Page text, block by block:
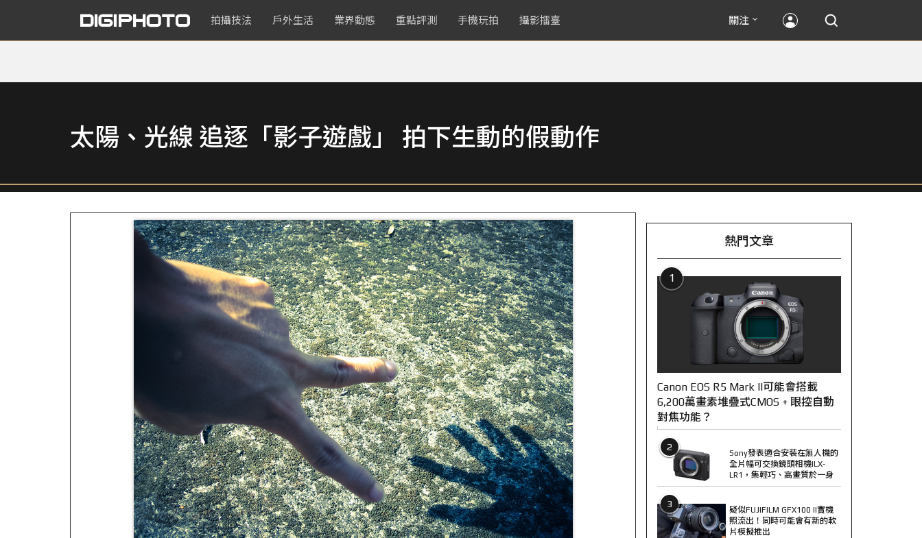
拍攝技法 戶外生活 業界動態 重點評測 手機玩拍 攝影擂臺 關注
太陽、光線 追逐「影子遊戲」 拍下生動的假動作
熱門文章
1
Canon EOS R5 Mark II可能會搭載
6,200萬畫素堆疊式CMOS + 眼控自動
對焦功能？
2
Sony發表適合安裝在無人機的
全片幅可交換鏡頭相機ILX-
LR1，集輕巧、高畫質於一身
3
疑似FUJIFILM GFX100 II實機
照流出！同時可能會有新的軟
片模擬推出